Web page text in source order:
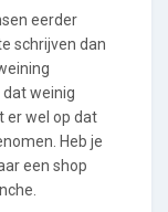
eerder
schrijven dan
weinig
er wel op dat
Heb je
een shop